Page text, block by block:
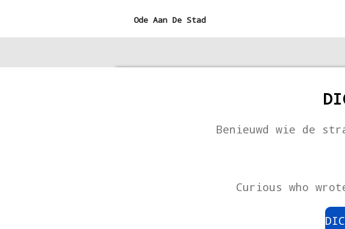
de
Ode Aan De Stad
Benieuwd wie de
Curious who